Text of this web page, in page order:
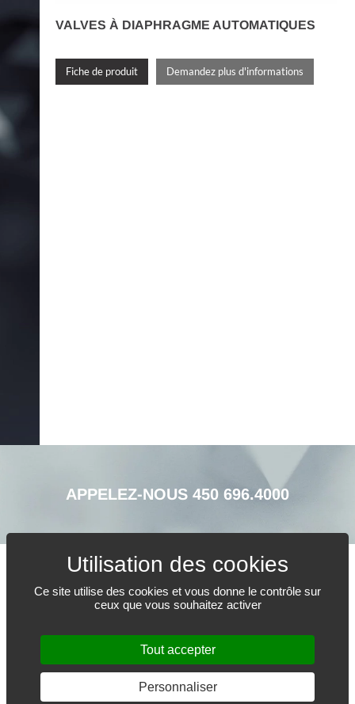
Ce site utilise des cookies et vous donne le contrôle sur
ceux que vous souhaitez activer
Tout accepter
Personnaliser
VALVES À DIAPHRAGME AUTOMATIQUES
Fiche de produit Demandez plus d'informations
APPELEZ-NOUS 450 696.4000
FAITES-NOUS PART DE VOS BESOINS
© 2017-2026 Les Plastiques Cy-Bo inc. - Tous droits réservés. Conception web :